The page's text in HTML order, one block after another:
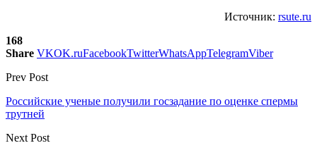
Источник: rsute.ru
168
Share VKOK.ruFacebookTwitterWhatsAppTelegramViber
Prev Post
Российские ученые получили госзадание по оценке спермы
трутней
Next Post